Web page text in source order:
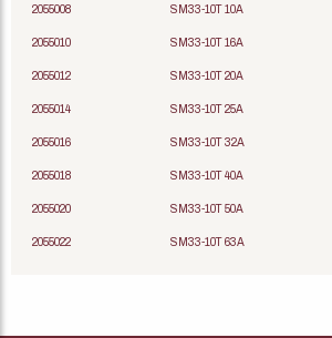
2055008 SM33-10T 10A
2055010 SM33-10T 16A
2055012 SM33-10T 20A
2055014 SM33-10T 25A
2055016 SM33-10T 32A
2055018 SM33-10T 40A
2055020 SM33-10T 50A
2055022 SM33-10T 63A